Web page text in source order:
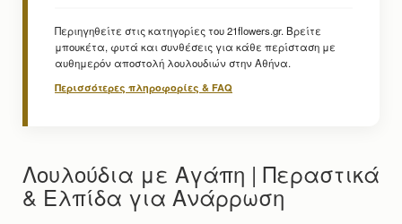
Περιηγηθείτε στις κατηγορίες του 21flowers.gr. Βρείτε
μπουκέτα, φυτά και συνθέσεις για κάθε περίσταση με
αυθημερόν αποστολή λουλουδιών στην Αθήνα.
Περισσότερες πληροφορίες & FAQ
Λουλούδια με Αγάπη | Περαστικά
& Ελπίδα για Ανάρρωση